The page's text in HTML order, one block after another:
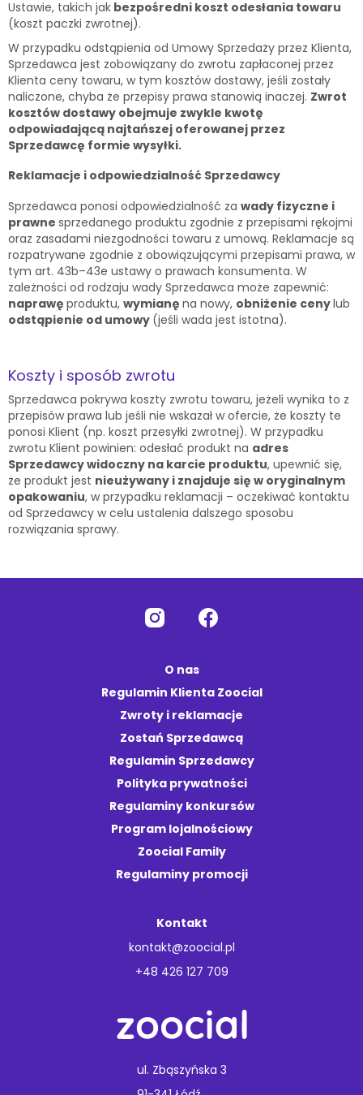
Ustawie, takich jak bezpośredni koszt odesłania towaru
(koszt paczki zwrotnej).
W przypadku odstąpienia od Umowy Sprzedaży przez Klienta,
Sprzedawca jest zobowiązany do zwrotu zapłaconej przez
Klienta ceny towaru, w tym kosztów dostawy, jeśli zostały
naliczone, chyba że przepisy prawa stanowią inaczej. Zwrot
kosztów dostawy obejmuje zwykle kwotę
odpowiadającą najtańszej oferowanej przez
Sprzedawcę formie wysyłki.
Reklamacje i odpowiedzialność Sprzedawcy
Sprzedawca ponosi odpowiedzialność za wady fizyczne i
prawne sprzedanego produktu zgodnie z przepisami rękojmi
oraz zasadami niezgodności towaru z umową. Reklamacje są
rozpatrywane zgodnie z obowiązującymi przepisami prawa, w
tym art. 43b–43e ustawy o prawach konsumenta. W
zależności od rodzaju wady Sprzedawca może zapewnić:
naprawę produktu, wymianę na nowy, obniżenie cenylub
odstąpienie od umowy (jeśli wada jest istotna).
Koszty i sposób zwrotu
Sprzedawca pokrywa koszty zwrotu towaru, jeżeli wynika to z
przepisów prawa lub jeśli nie wskazał w ofercie, że koszty te
ponosi Klient (np. koszt przesyłki zwrotnej). W przypadku
zwrotu Klient powinien: odesłać produkt na adres
Sprzedawcy widoczny na karcie produktu, upewnić się,
że produkt jest nieużywany i znajduje się w oryginalnym
opakowaniu, w przypadku reklamacji – oczekiwać kontaktu
od Sprzedawcy w celu ustalenia dalszego sposobu
rozwiązania sprawy.
O nas
Regulamin Klienta Zoocial
Zwroty i reklamacje
Zostań Sprzedawcą
Regulamin Sprzedawcy
Polityka prywatności
Regulaminy konkursów
Program lojalnościowy
Zoocial Family
Regulaminy promocji
Kontakt
kontakt@zoocial.pl
+48 426 127 709
ul. Zbąszyńska 3